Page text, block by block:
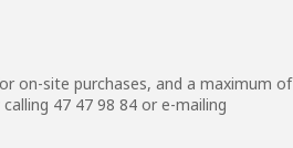
on-site purchases, and a maximum of
47 47 98 84 or e-mailing